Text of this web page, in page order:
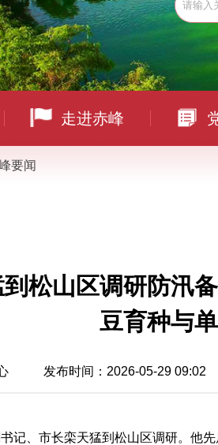
走进赤峰
要闻
松山区调研防汛
豆育种与
发布时间：2026-05-29 09:02
记、市长栾天猛到松山区调研。他